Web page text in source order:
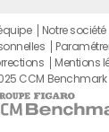
Notre société
Mentions
CCM Benchmark